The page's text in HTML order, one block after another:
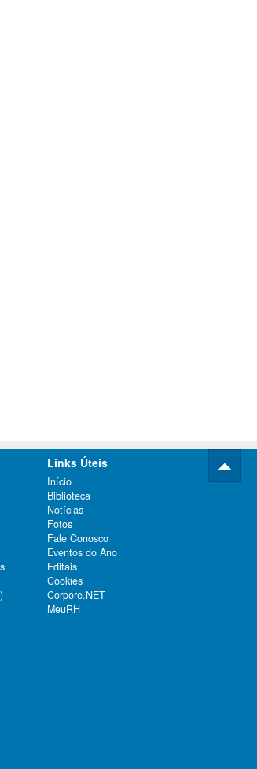
Links Úteis
Início
Biblioteca
Notícias
Fotos
Fale Conosco
Eventos do Ano
Editais
Cookies
Corpore.NET
MeuRH